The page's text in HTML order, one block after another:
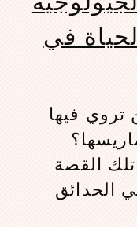
في
تروي فيها
القصة
الحدائق